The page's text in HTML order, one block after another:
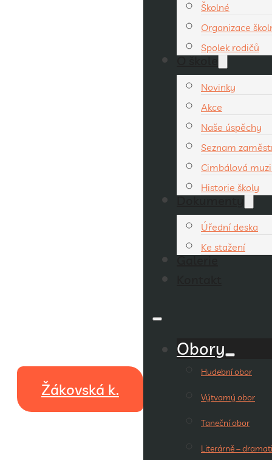
Žákovská k.
Školné
Organizace
Spolek rodičů
O škole
Novinky
Akce
Naše úspěchy
Seznam
Cimbálová
Historie školy
Dokumenty
Úřední deska
Ke stažení
Galerie
Obory
Hudební obor
Výtvarný obor
Taneční obor
Literárně –